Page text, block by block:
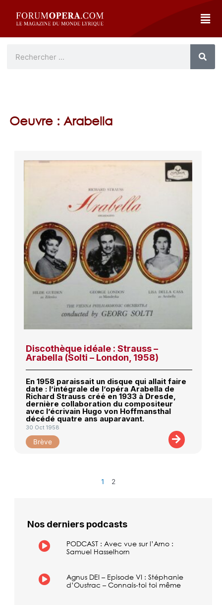
Oeuvre : Arabella
Discothèque idéale : Strauss –
Arabella (Solti – London, 1958)
En 1958 paraissait un disque qui allait faire
date : l’intégrale de l’opéra Arabella de
Richard Strauss créé en 1933 à Dresde,
dernière collaboration du compositeur
avec l’écrivain Hugo von Hoffmansthal
décédé quatre ans auparavant.
30 Oct 1958
Brève
1 2
Nos derniers podcasts
PODCAST : Avec vue sur l’Arno :
Samuel Hasselhorn
Agnus DEI – Episode VI : Stéphanie
d’Oustrac – Connais-toi toi même